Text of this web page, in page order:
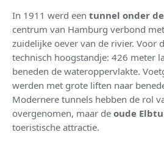
In 1911 werd een tunnel onder
centrum van Hamburg verbond
zuidelijke oever van de rivier. Voor
technisch hoogstandje: 426 meter
beneden de wateroppervlakte.
werden met grote liften naar
Modernere tunnels hebben de rol
overgenomen, maar de oude
toeristische attractie.